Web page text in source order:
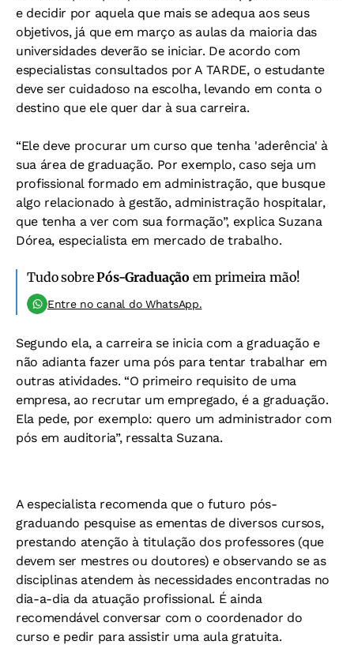
e decidir por aquela que mais se adequa aos seus
objetivos, já que em março as aulas da maioria das
universidades deverão se iniciar. De acordo com
especialistas consultados por A TARDE, o estudante
deve ser cuidadoso na escolha, levando em conta o
destino que ele quer dar à sua carreira.
“Ele deve procurar um curso que tenha 'aderência' à
sua área de graduação. Por exemplo, caso seja um
profissional formado em administração, que busque
algo relacionado à gestão, administração hospitalar,
que tenha a ver com sua formação”, explica Suzana
Dórea, especialista em mercado de trabalho.
Tudo sobrePós-Graduação em primeira mão!
Entre no canal do WhatsApp.
Segundo ela, a carreira se inicia com a graduação e
não adianta fazer uma pós para tentar trabalhar em
outras atividades. “O primeiro requisito de uma
empresa, ao recrutar um empregado, é a graduação.
Ela pede, por exemplo: quero um administrador com
pós em auditoria”, ressalta Suzana.
A especialista recomenda que o futuro pós-
graduando pesquise as ementas de diversos cursos,
prestando atenção à titulação dos professores (que
devem ser mestres ou doutores) e observando se as
disciplinas atendem às necessidades encontradas no
dia-a-dia da atuação profissional. É ainda
recomendável conversar com o coordenador do
curso e pedir para assistir uma aula gratuita.